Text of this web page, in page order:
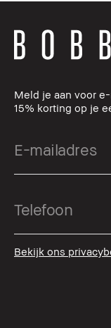
Meld je aan voor
15% korting op je
Bekijk ons